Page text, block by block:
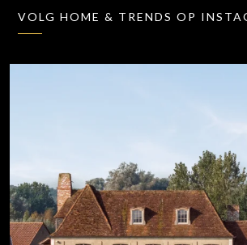
VOLG HOME & TRENDS OP